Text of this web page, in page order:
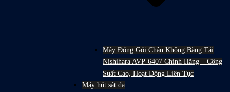
Máy Đóng Gói Chân Không Băng Tải
Nishihara AVP-6407 Chính Hãng – Công
Suất Cao, Hoạt Động Liên Tục
Máy hút sát da